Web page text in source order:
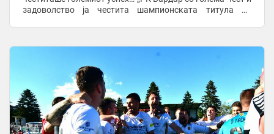
задоволство ја честита шампионската титула во